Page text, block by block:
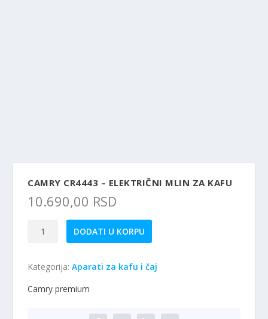
CAMRY CR4443 – ELEKTRIČNI MLIN ZA KAFU
10.690,00 RSD
Električni
za
DODATI U KORPU
Kategorija:Aparati za kafu i čaj
Camry premium